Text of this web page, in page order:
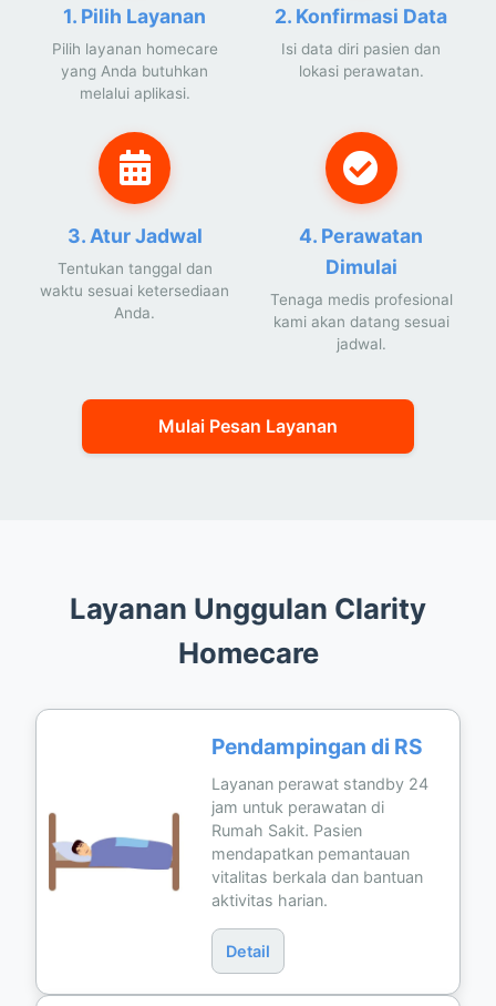
1. Pilih Layanan
Pilih layanan homecare
yang Anda butuhkan
melalui aplikasi.
2. Konfirmasi Data
Isi data diri pasien dan
lokasi perawatan.
3. Atur Jadwal
Tentukan tanggal dan
waktu sesuai ketersediaan
Anda.
4. Perawatan
Dimulai
Tenaga medis profesional
kami akan datang sesuai
jadwal.
Mulai Pesan Layanan
Layanan Unggulan Clarity
Homecare
Pendampingan di RS
Layanan perawat standby 24
jam untuk perawatan di
Rumah Sakit. Pasien
mendapatkan pemantauan
vitalitas berkala dan bantuan
aktivitas harian.
Detail